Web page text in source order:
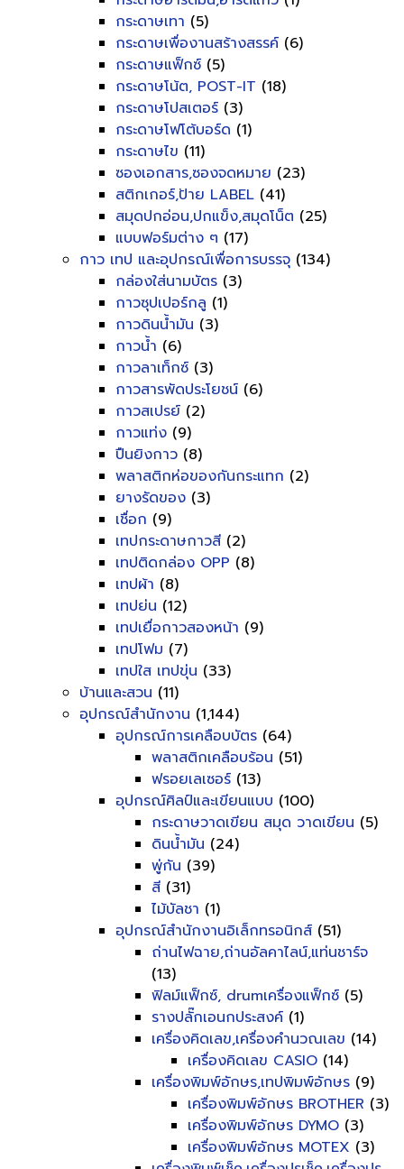
กระดาษเทา (5)
กระดาษเพื่องานสร้างสรรค์ (6)
กระดาษแฟ็กซ์ (5)
กระดาษโน้ต, POST-IT (18)
กระดาษโปสเตอร์ (3)
กระดาษโฟโต้บอร์ด (1)
กระดาษไข (11)
ซองเอกสาร,ซองจดหมาย (23)
สติกเกอร์,ป้าย LABEL (41)
สมุดปกอ่อน,ปกแข็ง,สมุดโน็ต (25)
แบบฟอร์มต่าง ๆ (17)
กาว เทป และอุปกรณ์เพื่อการบรรจุ (134)
กล่องใส่นามบัตร (3)
กาวซุปเปอร์กลู (1)
กาวดินน้ำมัน (3)
กาวน้ำ (6)
กาวลาเท็กซ์ (3)
กาวสารพัดประโยชน์ (6)
กาวสเปรย์ (2)
กาวแท่ง (9)
ปืนยิงกาว (8)
พลาสติกห่อของกันกระแทก (2)
ยางรัดของ (3)
เชื่อก (9)
เทปกระดาษกาวสี (2)
เทปติดกล่อง OPP (8)
เทปผ้า (8)
เทปย่น (12)
เทปเยื่อกาวสองหน้า (9)
เทปโฟม (7)
เทปใส เทปขุ่น (33)
บ้านและสวน (11)
อุปกรณ์สำนักงาน (1,144)
อุปกรณ์การเคลือบบัตร (64)
พลาสติกเคลือบร้อน (51)
ฟรอยเลเซอร์ (13)
อุปกรณ์ศิลป์และเขียนแบบ (100)
กระดาษวาดเขียน สมุด วาดเขียน (5)
ดินน้ำมัน (24)
พู่กัน (39)
สี (31)
ไม้บัลชา (1)
อุปกรณ์สำนักงานอิเล็กทรอนิกส์ (51)
ถ่านไฟฉาย,ถ่านอัลคาไลน์,แท่นชาร์จ
(13)
ฟิลม์แฟ็กซ์, drumเครื่องแฟ็กซ์ (5)
รางปลั๊กเอนกประสงค์ (1)
เครื่องคิดเลข,เครื่องคำนวณเลข (14)
เครื่องคิดเลข CASIO (14)
เครื่องพิมพ์อักษร,เทปพิมพ์อักษร (9)
เครื่องพิมพ์อักษร BROTHER (3)
เครื่องพิมพ์อักษร DYMO (3)
เครื่องพิมพ์อักษร MOTEX (3)